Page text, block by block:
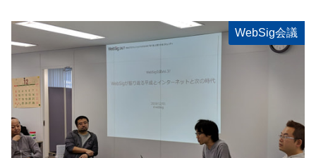
WebSig会議